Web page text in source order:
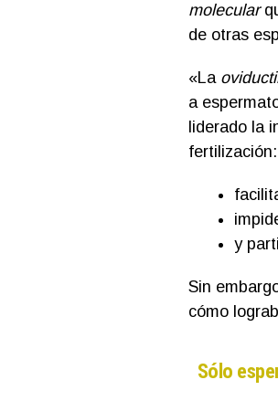
molecular
de otras
«La
a
liderado la
fertilización:
y
Sin
cómo
Sólo